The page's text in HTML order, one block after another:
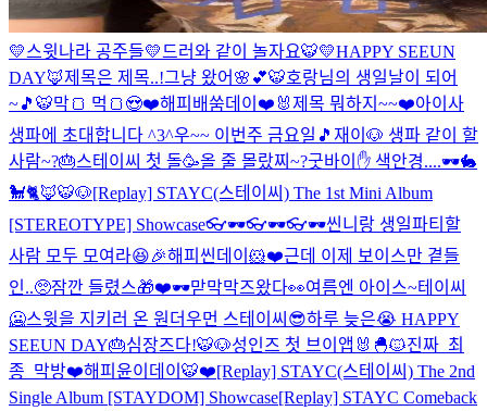
💛스윗나라 공주들💛 드러와 같이 놀자요🐯💛HAPPY SEEUN
DAY🦊제목은 제목..!그냥 왔어🌸💕🐯호랑님의 생일날이 되어
~🎵🐯막🍞 먹🍞😍❤️해피배쑴데이❤️🐰제목 뭐하지~~❤️아이사
생파에 초대합니다 ^3^우~~ 이번주 금요일🎵 재이🐶 생파 같이 할
사람~?🎂스테이씨 첫 돌🥳올 줄 몰랐찌~?굿바이✋ 색안경....🕶🐇
🐩🐈🦊🐯🐶[Replay] STAYC(스테이씨) The 1st Mini Album
[STEREOTYPE] Showcase👓🕶👓🕶👓🕶씬니랑 생일파티할
사람 모두 모여라😆🎉해피씬데이🐹❤️근데 이제 보이스만 곁들
인..🥺잠깐 들렸스🎁❤️🕶맏막막즈왔다👀여름엔 아이스~테이씨
🥶스윗을 지키러 온 원더우먼 스테이씨😎하루 늦은😭 HAPPY
SEEUN DAY🎂심장즈다!🐯🐶성인즈 첫 브이앱🐰🐣🐱진짜_최
종_막방❤️해피윤이데이🐯❤️[Replay] STAYC(스테이씨) The 2nd
Single Album [STAYDOM] Showcase[Replay] STAYC Comeback